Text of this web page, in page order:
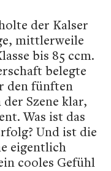
der Kalser
mittlerweile
bis 85 ccm.
belegte
den fünften
Szene klar,
Was ist das
Und ist die
eigentlich
cooles Gefühl